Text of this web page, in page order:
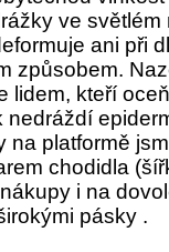
ve
ani při
způsobem.
lidem, kteří
nedráždí
na platformě
chodidla
i na
pásky .